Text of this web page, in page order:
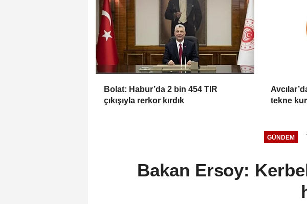
Bolat: Habur’da 2 bin 454 TIR
çıkışıyla rerkor kırdık
tekne
GÜNDEM
Bakan Ersoy: